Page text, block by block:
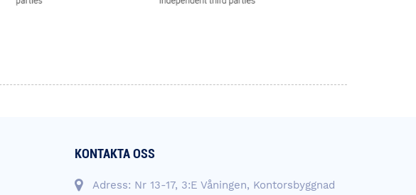
KONTAKTA OSS
Adress: Nr 13-17, 3:e Våningen, Kontorsbyggnad